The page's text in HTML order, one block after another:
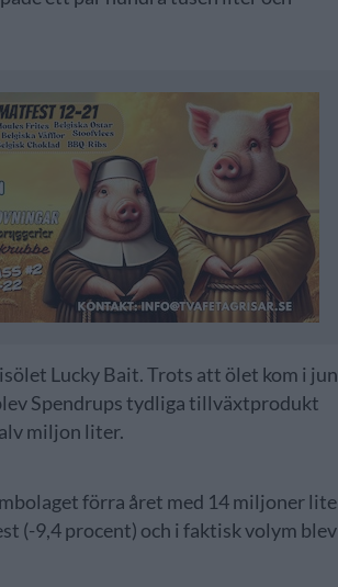
Lucky Bait. Trots att ölet kom i
Spendrups tydliga tillväxtprodukt
miljon liter.
förra året med 14 miljoner
(-9,4 procent) och i faktisk volym blev